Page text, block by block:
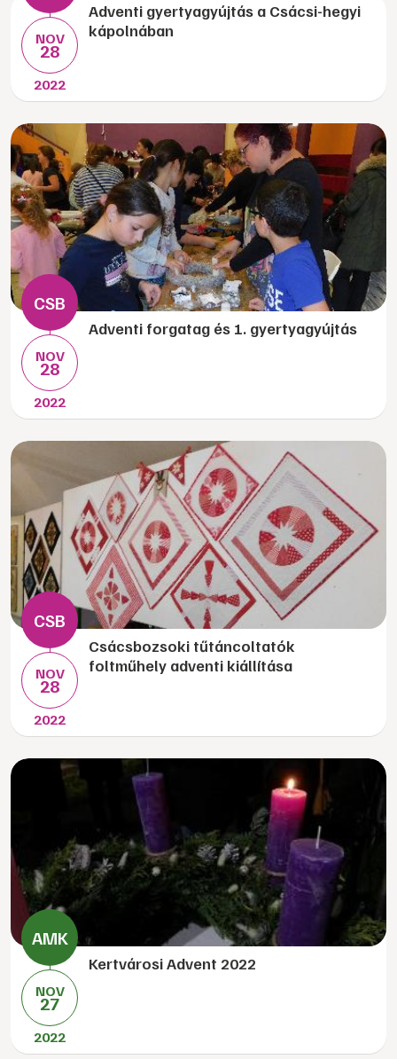
NOV
28
2022
Adventi gyertyagyújtás a Csácsi-hegyi
kápolnában
NOV
28
2022
Adventi forgatag és 1. gyertyagyújtás
NOV
28
2022
Csácsbozsoki tűtáncoltatók
foltműhely adventi kiállítása
NOV
27
2022
Kertvárosi Advent 2022